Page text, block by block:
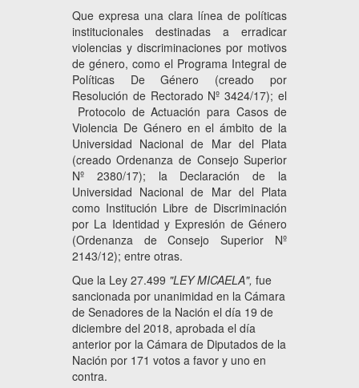
Que expresa una clara línea de políticas
institucionales destinadas a erradicar
violencias y discriminaciones por motivos
de género, como el Programa Integral de
Políticas De Género (creado por
Resolución de Rectorado Nº 3424/17); el
Protocolo de Actuación para Casos de
Violencia De Género en el ámbito de la
Universidad Nacional de Mar del Plata
(creado Ordenanza de Consejo Superior
Nº 2380/17); la Declaración de la
Universidad Nacional de Mar del Plata
como Institución Libre de Discriminación
por La Identidad y Expresión de Género
(Ordenanza de Consejo Superior Nº
2143/12); entre otras.
Que la Ley 27.499 "LEY MICAELA", fue
sancionada por unanimidad en la Cámara
de Senadores de la Nación el día 19 de
diciembre del 2018, aprobada el día
anterior por la Cámara de Diputados de la
Nación por 171 votos a favor y uno en
contra.